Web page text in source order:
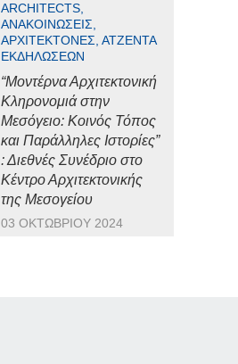
ARCHITECTS,
ΑΝΑΚΟΙΝΏΣΕΙΣ,
ΑΡΧΙΤΈΚΤΟΝΕΣ, ΑΤΖΈΝΤΑ
ΕΚΔΗΛΏΣΕΩΝ
“Μοντέρνα Αρχιτεκτονική
Κληρονομιά στην
Μεσόγειο: Κοινός Τόπος
και Παράλληλες Ιστορίες”
: Διεθνές Συνέδριο στο
Κέντρο Αρχιτεκτονικής
της Μεσογείου
03 ΟΚΤΩΒΡΊΟΥ 2024